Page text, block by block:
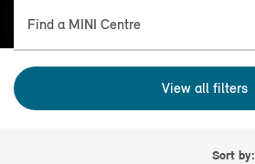
Find a MINI Centre
View all filters
Sort by: